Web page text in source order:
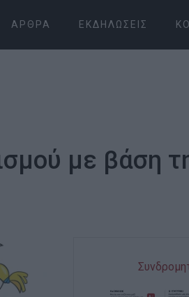
ΆΡΘΡΑ ΕΚΔΗΛΏΣΕΙΣ
με βάση